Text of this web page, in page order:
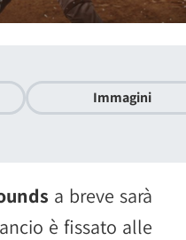
Immagini
a breve sarà
è fissato alle